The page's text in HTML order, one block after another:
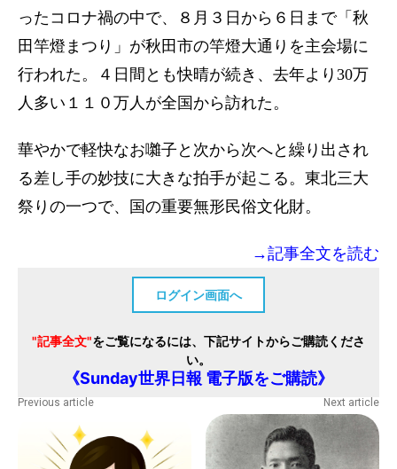
ったコロナ禍の中で、８月３日から６日まで「秋
田竿燈まつり」が秋田市の竿燈大通りを主会場に
行われた。４日間とも快晴が続き、去年より30万
人多い１１０万人が全国から訪れた。
華やかで軽快なお囃子と次から次へと繰り出され
る差し手の妙技に大きな拍手が起こる。東北三大
祭りの一つで、国の重要無形民俗文化財。
→記事全文を読む
ログイン画面へ
"記事全文"をご覧になるには、下記サイトからご購読くださ
い。
《Sunday世界日報 電子版をご購読》
Previous article Next article